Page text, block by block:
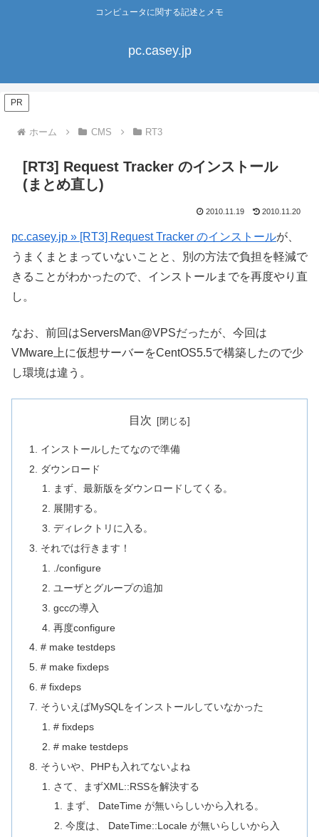
コンピュータに関する記述とメモ
pc.casey.jp
PR
ホーム CMS RT3
[RT3] Request Tracker のインストール
(まとめ直し)
2010.11.19 2010.11.20
pc.casey.jp » [RT3] Request Tracker のインストールが、
うまくまとまっていないことと、別の方法で負担を軽減で
きることがわかったので、インストールまでを再度やり直
し。
なお、前回はServersMan@VPSだったが、今回は
VMware上に仮想サーバーをCentOS5.5で構築したので少
し環境は違う。
目次
インストールしたてなので準備
ダウンロード
まず、最新版をダウンロードしてくる。
展開する。
ディレクトリに入る。
それでは行きます！
./configure
ユーザとグループの追加
gccの導入
再度configure
# make testdeps
# make fixdeps
# fixdeps
そういえばMySQLをインストールしていなかった
# fixdeps
# make testdeps
そういや、PHPも入れてないよね
さて、まずXML::RSSを解決する
まず、 DateTime が無いらしいから入れる。
今度は、 DateTime::Locale が無いらしいから入